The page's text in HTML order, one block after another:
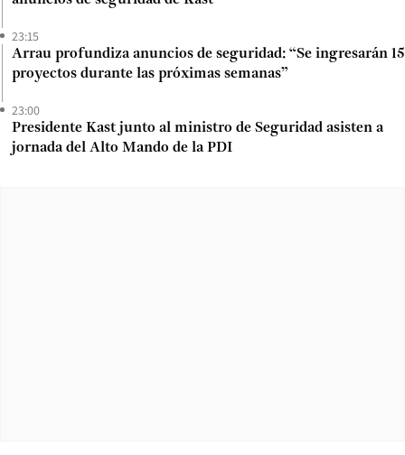
23:15
Arrau profundiza anuncios de seguridad: “Se ingresarán 15
proyectos durante las próximas semanas”
23:00
Presidente Kast junto al ministro de Seguridad asisten a
jornada del Alto Mando de la PDI